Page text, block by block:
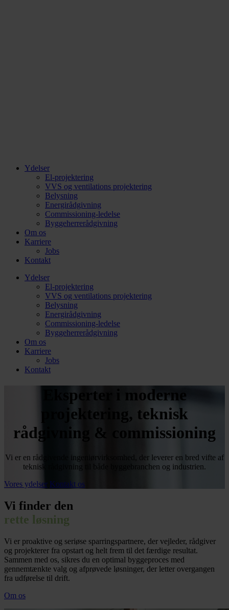
Ydelser
El-projektering
VVS og ventilations projektering
Belysning
Energirådgivning
Commissioning-ledelse
Byggeherrerådgivning
Om os
Karriere
Jobs
Kontakt
Ydelser
El-projektering
VVS og ventilations projektering
Belysning
Energirådgivning
Commissioning-ledelse
Byggeherrerådgivning
Om os
Karriere
Jobs
Kontakt
Eksperter i moderne
projektering, teknisk
rådgivning & commissioning
Vi er en rådgivende ingeniørvirksomhed, der leverer en bred vifte af
teknisk rådgivning til både byggebranchen og industrien.
Vores ydelser Kontakt os
Vi finder den
rette løsning
Vi er proaktive og seriøse sparringspartnere, der vejleder, rådgiver
og projekterer fra opstart og helt frem til det færdige resultat.
Sammen med os, sikres du en optimal byggeproces med
gennemtænkte valg og afprøvede løsninger, der letter overgangen
fra udførelse til drift.
Om os